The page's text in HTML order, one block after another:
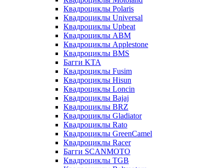
Квадроциклы Polaris
Квадроциклы Universal
Квадроциклы Upbeat
Квадроциклы ABM
Квадроциклы Applestone
Квадроциклы BMS
Багги KTA
Квадроциклы Fusim
Квадроциклы Hisun
Квадроциклы Loncin
Квадроциклы Bajaj
Квадроциклы BRZ
Квадроциклы Gladiator
Квадроциклы Rato
Квадроциклы GreenCamel
Квадроциклы Racer
Багги SCANMOTO
Квадроциклы TGB